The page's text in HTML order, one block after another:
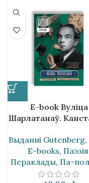
E-book Вуліца
Шарлатанаў.
перакладах
Хадановіча
Выданнi Gutenberg,
E-books, Паэзія
Пераклады, Па-